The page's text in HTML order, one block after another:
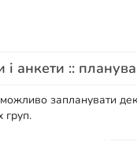
і анкети ::
запланувати
груп.